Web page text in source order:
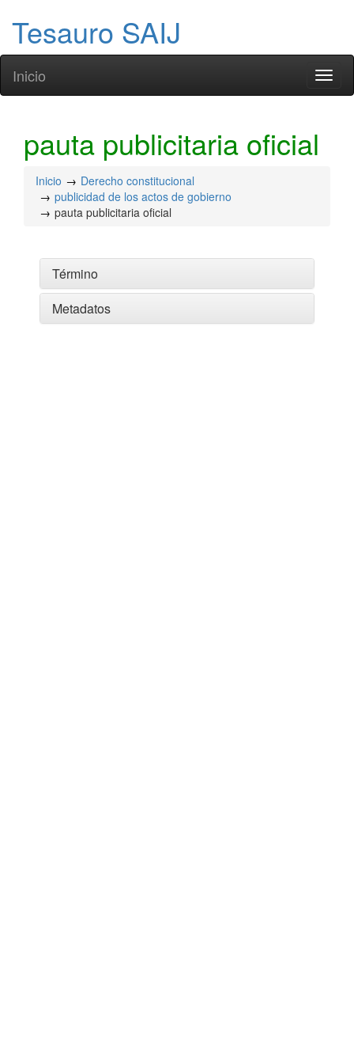
Tesauro SAIJ
Inicio
pauta publicitaria oficial
Inicio
Derecho constitucional
publicidad de los actos de gobierno
pauta publicitaria oficial
Término
Metadatos